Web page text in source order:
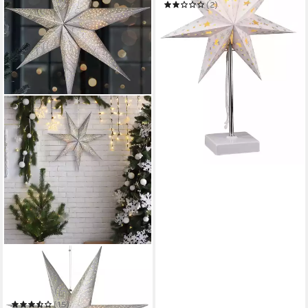
BRUBAKER
LED Stern 60 cm Papier
Weihnachtsstern zum
Aufhängen - LED
(15)
(2)
19,95 €
in 2-3 Werktagen bei dir